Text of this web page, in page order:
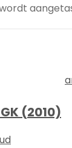
(2010)